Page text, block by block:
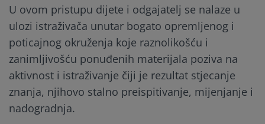
U ovom pristupu dijete i odgajatelj se nalaze u
ulozi istraživača unutar bogato opremljenog i
poticajnog okruženja koje raznolikošću i
zanimljivošću ponuđenih materijala poziva na
aktivnost i istraživanje čiji je rezultat stjecanje
znanja, njihovo stalno preispitivanje, mijenjanje i
nadogradnja.